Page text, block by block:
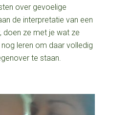
over gevoelige
de interpretatie van een
doen ze met je wat ze
leren om daar volledig
te staan.